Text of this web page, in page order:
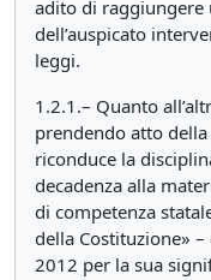
adito di raggiungere
dell’auspicato
leggi.
1.2.1.– Quanto
prendendo atto
riconduce la
decadenza alla
di competenza
della Costituzione» –
2012 per la sua